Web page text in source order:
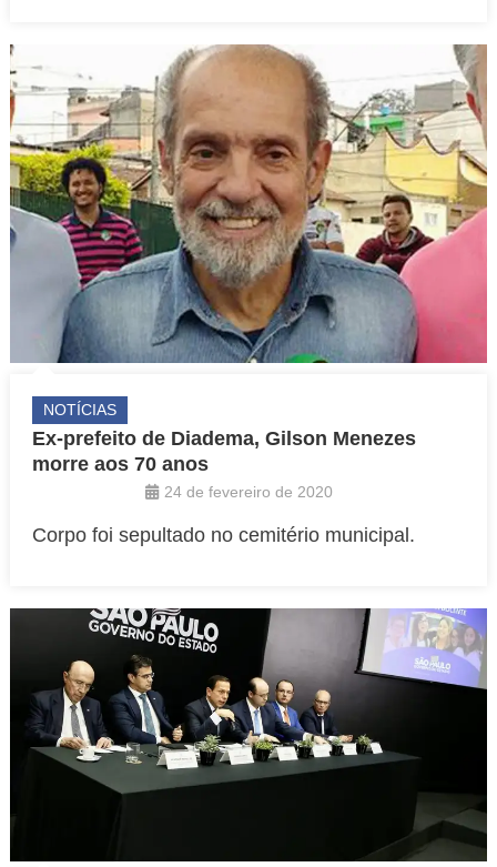
NOTÍCIAS
Ex-prefeito de Diadema, Gilson Menezes
morre aos 70 anos
24 de fevereiro de 2020
Corpo foi sepultado no cemitério municipal.